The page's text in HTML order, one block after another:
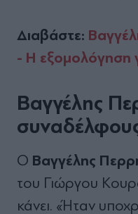
Διαβάστε:
- Η εξομολόγηση
Βαγγέλης
Ο Βαγγέλης
του Γιώργου
κάνει. «Ήταν